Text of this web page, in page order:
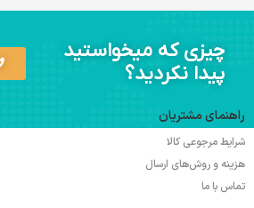
چیزی که میخواستید
پیدا نکردید؟
راهنمای مشتریان
شرایط مرجوعی کالا
هزینه و روش‌های ارسال
تماس با ما